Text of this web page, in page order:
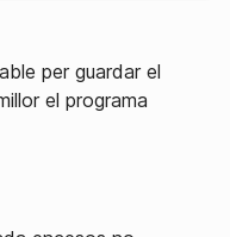
per guardar el
el programa